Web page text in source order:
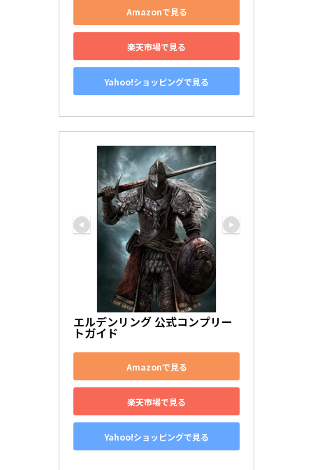
Amazonで見る
楽天市場で見る
Yahoo!ショッピングで見る
エルデンリング 公式コンプリー
トガイド
Amazonで見る
楽天市場で見る
Yahoo!ショッピングで見る